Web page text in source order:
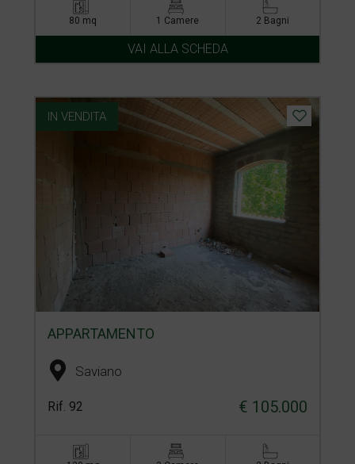
80 mq 1 Camere 2 Bagni
VAI ALLA SCHEDA
IN VENDITA
APPARTAMENTO
Saviano
Rif. 92 € 105.000